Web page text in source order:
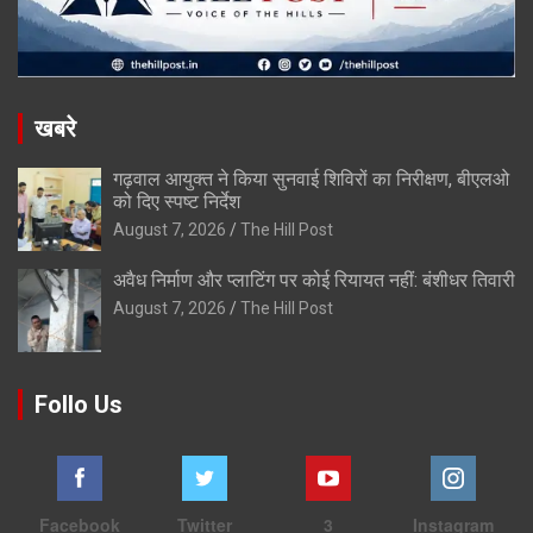
खबरे
गढ़वाल आयुक्त ने किया सुनवाई शिविरों का निरीक्षण, बीएलओ
को दिए स्पष्ट निर्देश
August 7, 2026 The Hill Post
अवैध निर्माण और प्लाटिंग पर कोई रियायत नहीं: बंशीधर तिवारी
August 7, 2026 The Hill Post
Follo Us
Facebook Twitter 3 Instagram